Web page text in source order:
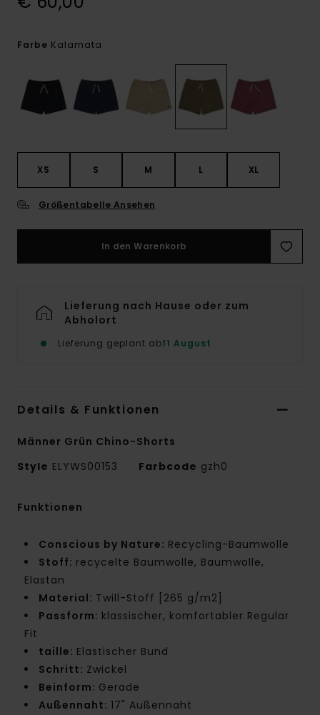
Farbe Kalamata
XS S M L XL
Größentabelle Ansehen
In den Warenkorb
Lieferung nach Hause oder zum
Abholort
Lieferung geplant ab11 August
Details & Funktionen
Männer Grün Chino-Shorts
Style ELYWS00153 Farbcode gzh0
Funktionen
Conscious by Nature: Recycling-Baumwolle
Stoff: recycelte Baumwolle, Baumwolle,
Elastan
Material: Twill-Stoff [265 g/m2]
Passform: klassischer, komfortabler Regular
Fit
taille: Elastischer Bund
Schritt: Zwickel
Beinform: Gerade
Außennaht: 17" Außennaht